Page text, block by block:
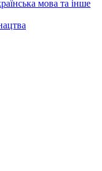
мова та інше